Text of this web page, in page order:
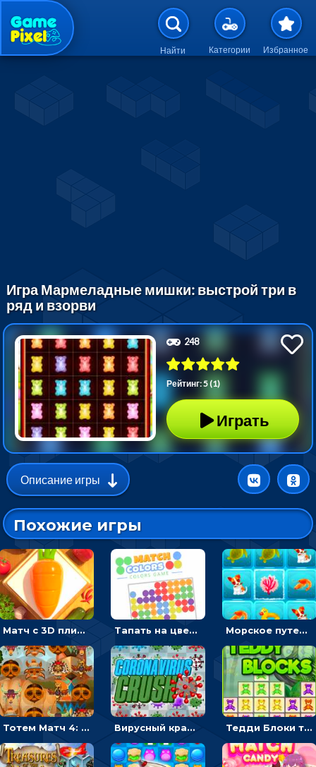
Перейти к основному
Найти Категории Избранное
Игра Мармеладные мишки: выстрой три в
ряд и взорви
248
Рейтинг: 5 (1)
Играть
Описание игры
Похожие игры
Матч с 3D плитками: раскладывать одинаковые предметы в окошки по три в ряд Тапать на цветные точки, чтобы взрывать одинаковые - три в ряд Морское путешествие: двигай блоки, чтобы соединять одинаковые по три в ря
Тотем Матч 4: двигать символы по три в ряд Вирусный краш: перемещать три в ряд одинаковые вирусы Тедди Блоки три в ряд: кликать и выбивать одинаковых мишек